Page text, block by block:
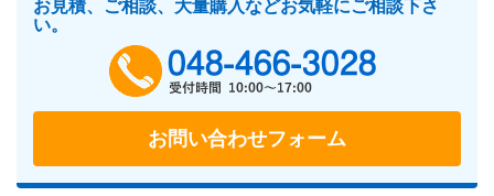
お見積、ご相談、大量購入などお気軽にご相談下さ
い。
お問い合わせフォーム